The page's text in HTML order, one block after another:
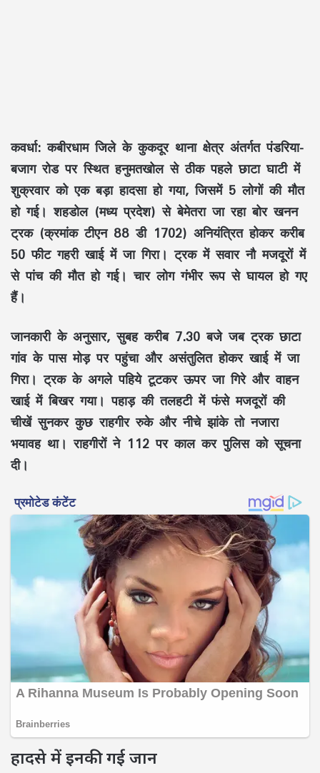
कवर्धा: कबीरधाम जिले के कुकदूर थाना क्षेत्र अंतर्गत पंडरिया-
बजाग रोड पर स्थित हनुमतखोल से ठीक पहले छाटा घाटी में
शुक्रवार को एक बड़ा हादसा हो गया, जिसमें 5 लोगों की मौत
हो गई। शहडोल (मध्य प्रदेश) से बेमेतरा जा रहा बोर खनन
ट्रक (क्रमांक टीएन 88 डी 1702) अनियंत्रित होकर करीब
50 फीट गहरी खाई में जा गिरा। ट्रक में सवार नौ मजदूरों में
से पांच की मौत हो गई। चार लोग गंभीर रूप से घायल हो गए
हैं।
जानकारी के अनुसार, सुबह करीब 7.30 बजे जब ट्रक छाटा
गांव के पास मोड़ पर पहुंचा और असंतुलित होकर खाई में जा
गिरा। ट्रक के अगले पहिये टूटकर ऊपर जा गिरे और वाहन
खाई में बिखर गया। पहाड़ की तलहटी में फंसे मजदूरों की
चीखें सुनकर कुछ राहगीर रुके और नीचे झांके तो नजारा
भयावह था। राहगीरों ने 112 पर काल कर पुलिस को सूचना
दी।
हादसे में इनकी गई जान